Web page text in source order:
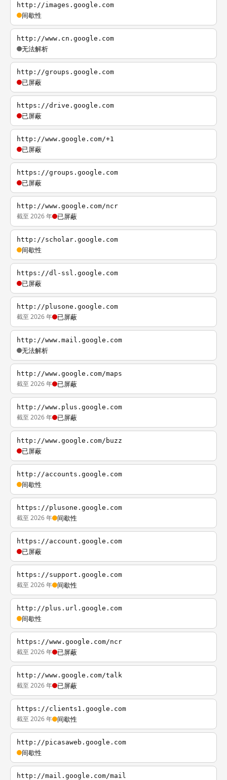
http://images.google.com
间歇性
http://www.cn.google.com
无法解析
http://groups.google.com
已屏蔽
https://drive.google.com
已屏蔽
http://www.google.com/+1
已屏蔽
https://groups.google.com
已屏蔽
http://www.google.com/ncr
截至 2026 年 已屏蔽
http://scholar.google.com
间歇性
https://dl-ssl.google.com
已屏蔽
http://plusone.google.com
截至 2026 年 已屏蔽
http://www.mail.google.com
无法解析
http://www.google.com/maps
截至 2026 年 已屏蔽
http://www.plus.google.com
截至 2026 年 已屏蔽
http://www.google.com/buzz
已屏蔽
http://accounts.google.com
间歇性
https://plusone.google.com
截至 2026 年 间歇性
https://account.google.com
已屏蔽
https://support.google.com
截至 2026 年 间歇性
http://plus.url.google.com
间歇性
https://www.google.com/ncr
截至 2026 年 已屏蔽
http://www.google.com/talk
截至 2026 年 已屏蔽
https://clients1.google.com
截至 2026 年 间歇性
http://picasaweb.google.com
间歇性
http://mail.google.com/mail